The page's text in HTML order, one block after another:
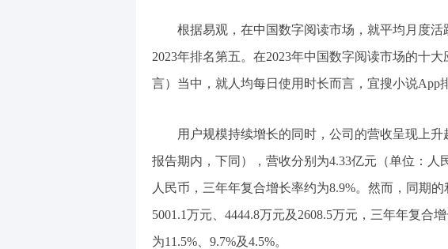
根据易观，在中国数字阅读市场，就平均月度
2023年排名第五。在2023年中国数字阅读市场的十
言）当中，就人均每日使用时长而言，宜搜小说App
用户规模持续增长的同时，公司的营收呈现上升
报告期内，下同），营收分别为4.33亿元（单位：人
人民币，三年年复合增长率约为8.9%。然而，同期
5001.1万元、4444.8万元及2608.5万元，三年年复合
为11.5%、9.7%及4.5%。